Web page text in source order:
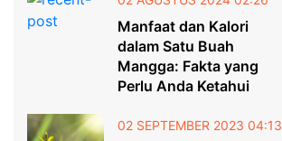
Manfaat dan Kalori
dalam Satu Buah
Mangga: Fakta yang
Perlu Anda Ketahui
02 SEPTEMBER 2023 04:13